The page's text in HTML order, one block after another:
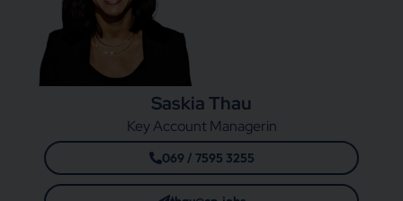
Saskia Thau
Key Account Managerin
069 / 7595 3255